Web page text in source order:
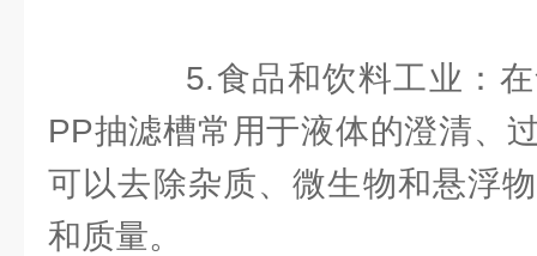
5.食品和饮料工业：在
PP抽滤槽常用于液体的澄清、
可以去除杂质、微生物和悬浮
和质量。